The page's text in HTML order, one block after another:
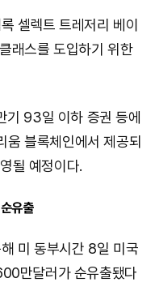
셀렉트 트레저리 베이
래스를 도입하기 위한
기 93일 이하 증권 등에
움 블록체인에서 제공되
될 예정이다.
유출
미 동부시간 8일 미국
만달러가 순유출됐다